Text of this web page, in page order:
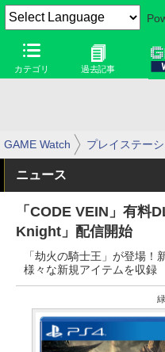
カテゴリ 過去記事
GAME Watch プレイステー
ニュース
「CODE VEIN」有料
Knight」配信開始
「劫火の騎士王」が登場！
様々な新規アイテムを収録